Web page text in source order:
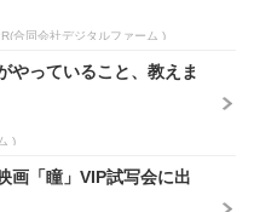
合同会社デジタルファーム )
やっていること、教えま
)
画「瞳」VIP試写会に出